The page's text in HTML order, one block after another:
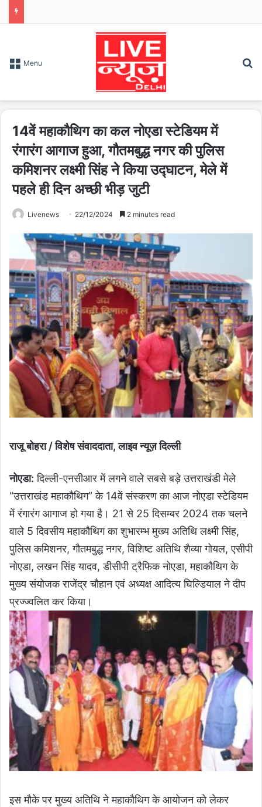
Menu
14वें महाकौथिग का कल नोएडा स्टेडियम में
रंगारंग आगाज हुआ, गौतमबुद्ध नगर की पुलिस
कमिशनर लक्ष्मी सिंह ने किया उद्घाटन, मेले में
पहले ही दिन अच्छी भीड़ जुटी
Livenews 22/12/2024 2 minutes read
राजू बोहरा / विशेष संवाददाता, लाइव न्यूज़ दिल्ली
नोएडा: दिल्ली-एनसीआर में लगने वाले सबसे बड़े उत्तराखंडी मेले
“उत्तराखंड महाकौथिग” के 14वें संस्करण का आज नोएडा स्टेडियम
में रंगारंग आगाज हो गया है। 21 से 25 दिसम्बर 2024 तक चलने
वाले 5 दिवसीय महाकौथिग का शुभारम्भ मुख्य अतिथि लक्ष्मी सिंह,
पुलिस कमिशनर, गौतमबुद्ध नगर, विशिष्ट अतिथि शैव्या गोयल, एसीपी
नोएडा, लखन सिंह यादव, डीसीपी ट्रैफिक नोएडा, महाकौथिग के
मुख्य संयोजक राजेंद्र चौहान एवं अध्यक्ष आदित्य घिल्डियाल ने दीप
प्रज्ज्वलित कर किया।
इस मौके पर मुख्य अतिथि ने महाकौथिग के आयोजन को लेकर